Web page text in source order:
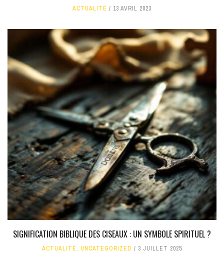
ACTUALITÉ 13 AVRIL 2023
SIGNIFICATION BIBLIQUE DES CISEAUX : UN SYMBOLE SPIRITUEL ?
ACTUALITÉ, UNCATEGORIZED 3 JUILLET 2025